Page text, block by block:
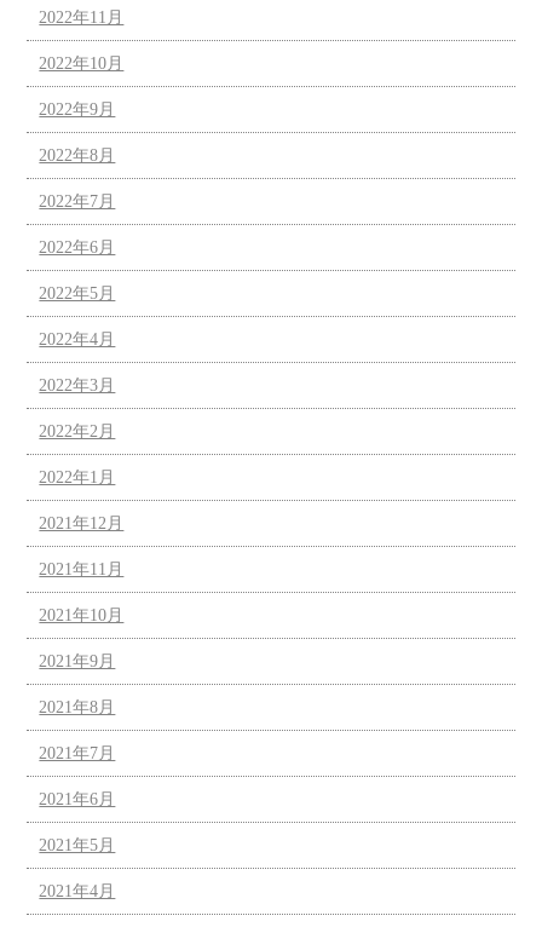
2022年11月
2022年10月
2022年9月
2022年8月
2022年7月
2022年6月
2022年5月
2022年4月
2022年3月
2022年2月
2022年1月
2021年12月
2021年11月
2021年10月
2021年9月
2021年8月
2021年7月
2021年6月
2021年5月
2021年4月